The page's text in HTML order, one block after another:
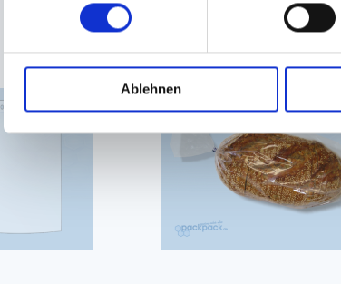
Ablehnen
folgenden Artikeln interessiert sein